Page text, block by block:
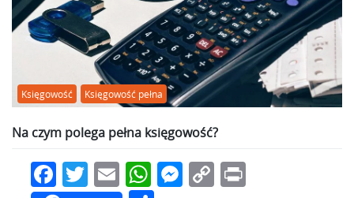
Księgowość Księgowość pełna
Na czym polega pełna księgowość?
Facebook
Twitter
EmailWhatsApp
Messenger
Copy